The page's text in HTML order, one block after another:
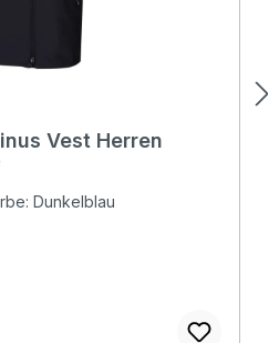
Vest Herren
Dunkelblau